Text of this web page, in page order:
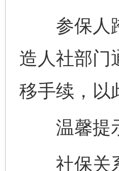
参保人跨
造人社部门
移手续，以
温馨提
社保关系